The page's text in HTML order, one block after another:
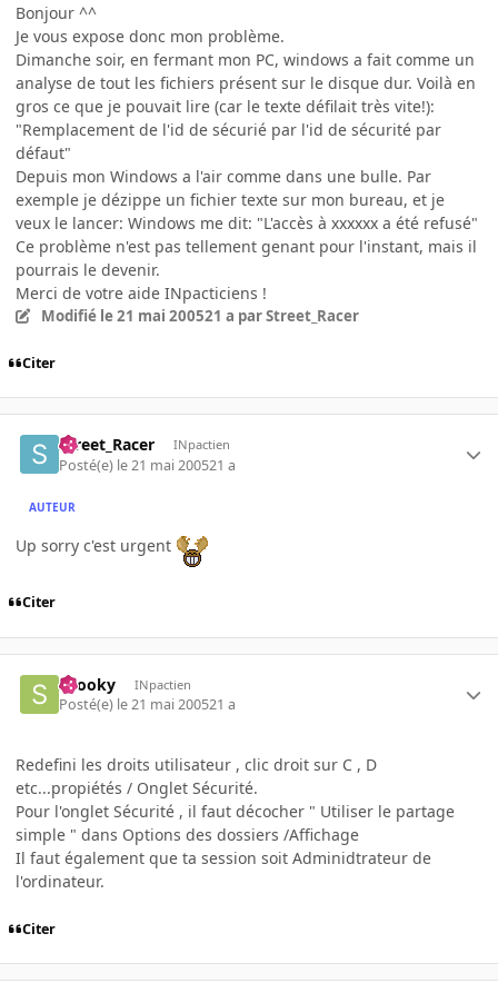
Bonjour ^^
Je vous expose donc mon problème.
Dimanche soir, en fermant mon PC, windows a fait comme un
analyse de tout les fichiers présent sur le disque dur. Voilà en
gros ce que je pouvait lire (car le texte défilait très vite!):
"Remplacement de l'id de sécurié par l'id de sécurité par
défaut"
Depuis mon Windows a l'air comme dans une bulle. Par
exemple je dézippe un fichier texte sur mon bureau, et je
veux le lancer: Windows me dit: "L'accès à xxxxxx a été refusé"
Ce problème n'est pas tellement genant pour l'instant, mais il
pourrais le devenir.
Merci de votre aide INpacticiens !
Modifié le 21 mai 200521 a par Street_Racer
Citer
Street_Racer INpactien
Posté(e) le 21 mai 200521 a
AUTEUR
Up sorry c'est urgent
Citer
snooky INpactien
Posté(e) le 21 mai 200521 a
Redefini les droits utilisateur , clic droit sur C , D
etc...propiétés / Onglet Sécurité.
Pour l'onglet Sécurité , il faut décocher " Utiliser le partage
simple " dans Options des dossiers /Affichage
Il faut également que ta session soit Adminidtrateur de
l'ordinateur.
Citer